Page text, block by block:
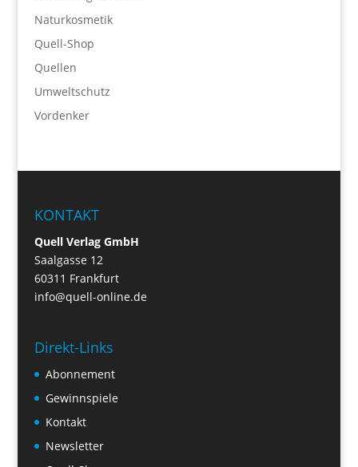
Naturkosmetik
Quell-Shop
Quellen
Umweltschutz
Vordenker
KONTAKT
Quell Verlag GmbH
Saalgasse 12
60311 Frankfurt
info@quell-online.de
Direkt-Links
Abonnement
Gewinnspiele
Kontakt
Newsletter